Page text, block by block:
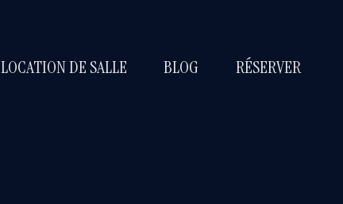
LOCATION DE SALLE BLOG RÉSERVER